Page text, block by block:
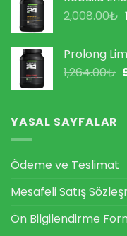
2,008.00₺
Prolong
1,264.00₺
YASAL SAYFALAR
Ödeme ve Teslimat
Mesafeli Satış
Ön Bilgilendirme